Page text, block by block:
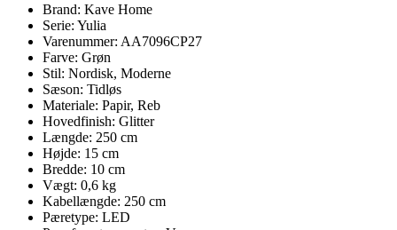
Brand: Kave Home
Serie: Yulia
Varenummer: AA7096CP27
Farve: Grøn
Stil: Nordisk, Moderne
Sæson: Tidløs
Materiale: Papir, Reb
Hovedfinish: Glitter
Længde: 250 cm
Højde: 15 cm
Bredde: 10 cm
Vægt: 0,6 kg
Kabellængde: 250 cm
Pæretype: LED